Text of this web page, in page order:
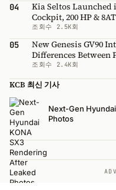
04
Kia Seltos
Cockpit, 200 HP &
조회수 2.5K회
05
New Genesis GV90
Differences Between
조회수 2.4K회
KCB 최신 기사
Next-Gen
Photos